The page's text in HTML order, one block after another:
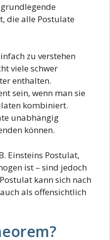
die alle Postulate
zu verstehen
viele schwer
enthalten.
sein, wenn man sie
kombiniert.
unabhängig
können.
Einsteins Postulat,
ist – sind jedoch
kann sich nach
als offensichtlich